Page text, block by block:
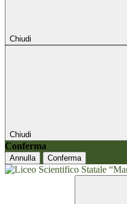
Chiudi
Chiudi
Conferma
Annulla Conferma